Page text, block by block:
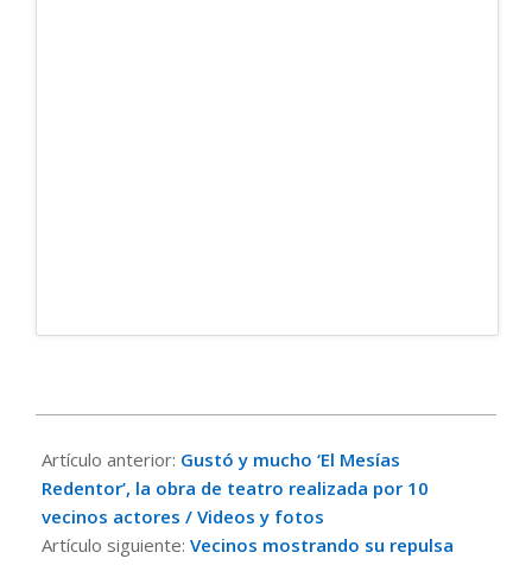
06-
16
Artículo anterior: Gustó y mucho ‘El Mesías
Redentor’, la obra de teatro realizada por 10
vecinos actores / Videos y fotos
Artículo siguiente: Vecinos mostrando su repulsa